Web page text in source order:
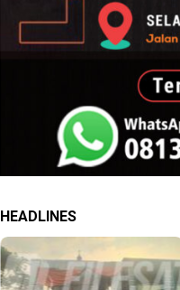
HEADLINES